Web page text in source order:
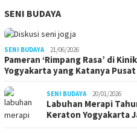
SENI BUDAYA
SENI BUDAYA 21/06/2026
Pameran ‘Rimpang Rasa’ di
Yogyakarta yang Katanya
SENI BUDAYA 20/01/2026
Labuhan Merapi
Keraton Yogyakarta